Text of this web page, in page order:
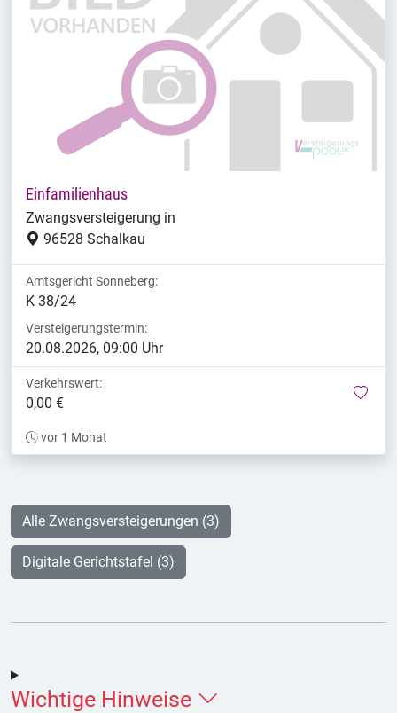
Einfamilienhaus
Zwangsversteigerung in
96528 Schalkau
Amtsgericht Sonneberg:
K 38/24
Versteigerungstermin:
20.08.2026, 09:00 Uhr
Verkehrswert:
0,00 €
vor 1 Monat
Alle Zwangsversteigerungen (3)
Digitale Gerichtstafel (3)
Wichtige Hinweise